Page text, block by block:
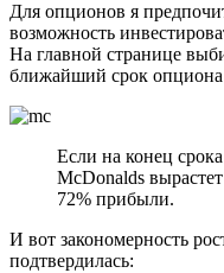
Для опционов я
возможность
На главной странице
ближайший срок опциона
Если на конец
McDonalds
72% прибыли.
И вот закономерность
подтвердилась: